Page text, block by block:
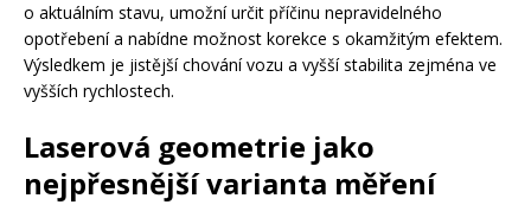
o aktuálním stavu, umožní určit příčinu nepravidelného
opotřebení a nabídne možnost korekce s okamžitým efektem.
Výsledkem je jistější chování vozu a vyšší stabilita zejména ve
vyšších rychlostech.
Laserová geometrie jako
nejpřesnější varianta měření